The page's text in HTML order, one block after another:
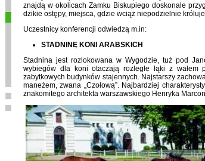
znajdą w okolicach Zamku Biskupiego doskonale
dzikie ostępy, miejsca, gdzie wciąż niepodzielnie
Uczestnicy konferencji odwiedzą m.in:
STADNINĘ KONI ARABSKICH
Stadnina jest rozlokowana w Wygodzie, tuż pod
wybiegów dla koni otaczają rozległe łąki z
zabytkowych budynków stajennych. Najstarszy
maneżem, zwana „Czołową”. Najbardziej
znakomitego architekta warszawskiego Henryka